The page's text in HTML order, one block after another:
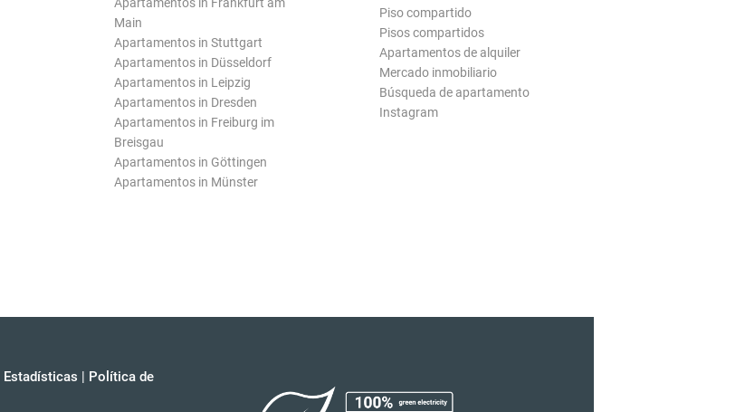
Main
Apartamentos in Stuttgart
Apartamentos in Düsseldorf
Apartamentos in Leipzig
Apartamentos in Dresden
Apartamentos in Freiburg im
Breisgau
Apartamentos in Göttingen
Apartamentos in Münster
Piso compartido
Pisos compartidos
Apartamentos de alquiler
Mercado inmobiliario
Búsqueda de apartamento
Instagram
Estadísticas | Política de